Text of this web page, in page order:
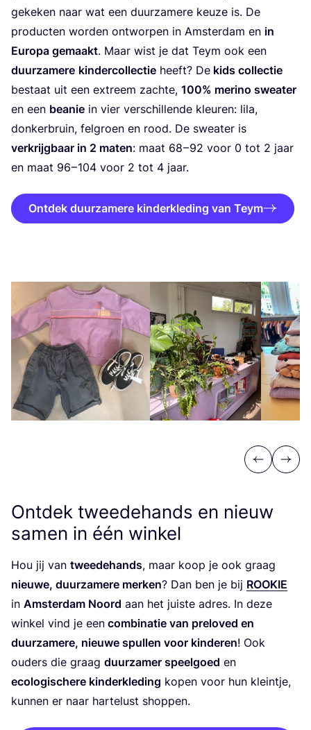
geke­ken naar wat een duur­za­me­re keu­ze is. De
pro­duc­ten wor­den ont­wor­pen in Amster­dam en in
Euro­pa gemaakt. Maar wist je dat Teym ook een
duur­za­me­re kin­der­col­lec­tie heeft? De kids col­lec­tie
bestaat uit een extreem zach­te, 100% meri­no swea­ter
en een bea­nie in vier ver­schil­len­de kleu­ren: lila,
don­ker­bruin, fel­groen en rood. De swea­ter is
ver­krijg­baar in 2 maten: maat 68–92 voor 0 tot 2 jaar
en maat 96–104 voor 2 tot 4 jaar.
Ontdek duurzamere kinderkleding van Teym
Previous
Next
Ontdek tweedehands en nieuw
samen in één winkel
Hou jij van twee­de­hands, maar koop je ook graag
nieu­we, duur­za­mere mer­ken? Dan ben je bij ROOKIE
in Amster­dam Noord aan het juis­te adres. In deze
win­kel vind je een com­bi­na­tie van prel­oved en
duur­za­mere, nieu­we spul­len voor kin­de­ren! Ook
ouders die graag duur­zamer speel­goed en
eco­lo­gi­schere kin­der­kle­ding kopen voor hun klein­tje,
kun­nen er naar har­te­lust shoppen.